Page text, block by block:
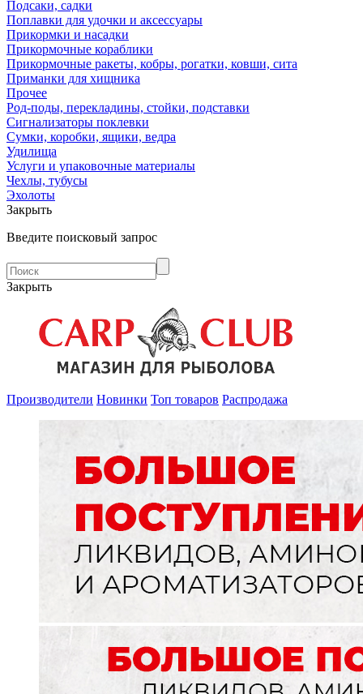
Подсаки, садки
Поплавки для удочки и аксессуары
Прикормки и насадки
Прикормочные кораблики
Прикормочные ракеты, кобры, рогатки, ковши, сита
Приманки для хищника
Прочее
Род-поды, перекладины, стойки, подставки
Сигнализаторы поклевки
Сумки, коробки, ящики, ведра
Удилища
Услуги и упаковочные материалы
Чехлы, тубусы
Эхолоты
Закрыть
Введите поисковый запрос
Закрыть
Производители Новинки Топ товаров Распродажа